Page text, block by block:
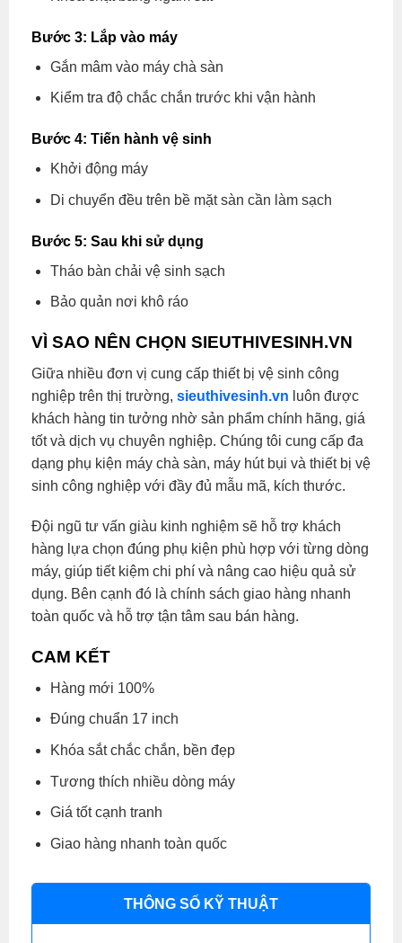
Bước 3: Lắp vào máy
Gắn mâm vào máy chà sàn
Kiểm tra độ chắc chắn trước khi vận hành
Bước 4: Tiến hành vệ sinh
Khởi động máy
Di chuyển đều trên bề mặt sàn cần làm sạch
Bước 5: Sau khi sử dụng
Tháo bàn chải vệ sinh sạch
Bảo quản nơi khô ráo
VÌ SAO NÊN CHỌN SIEUTHIVESINH.VN
Giữa nhiều đơn vị cung cấp thiết bị vệ sinh công
nghiệp trên thị trường, sieuthivesinh.vn luôn được
khách hàng tin tưởng nhờ sản phẩm chính hãng, giá
tốt và dịch vụ chuyên nghiệp. Chúng tôi cung cấp đa
dạng phụ kiện máy chà sàn, máy hút bụi và thiết bị vệ
sinh công nghiệp với đầy đủ mẫu mã, kích thước.
Đội ngũ tư vấn giàu kinh nghiệm sẽ hỗ trợ khách
hàng lựa chọn đúng phụ kiện phù hợp với từng dòng
máy, giúp tiết kiệm chi phí và nâng cao hiệu quả sử
dụng. Bên cạnh đó là chính sách giao hàng nhanh
toàn quốc và hỗ trợ tận tâm sau bán hàng.
CAM KẾT
Hàng mới 100%
Đúng chuẩn 17 inch
Khóa sắt chắc chắn, bền đẹp
Tương thích nhiều dòng máy
Giá tốt cạnh tranh
Giao hàng nhanh toàn quốc
THÔNG SỐ KỸ THUẬT